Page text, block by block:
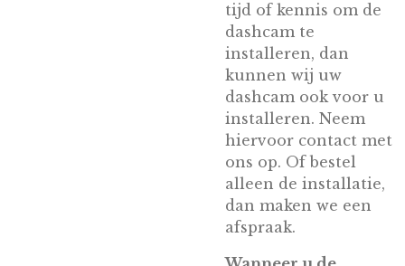
tijd of kennis om de
dashcam te
installeren, dan
kunnen wij uw
dashcam ook voor u
installeren. Neem
hiervoor contact met
ons op. Of bestel
alleen de installatie,
dan maken we een
afspraak.